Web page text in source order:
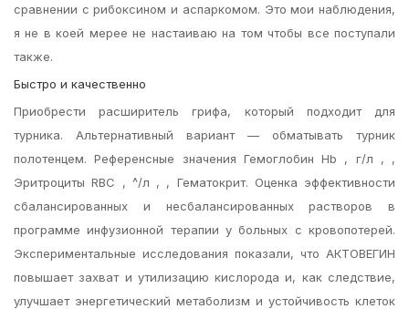
сравнении с рибоксином и аспаркомом. Это мои наблюдения,
я не в коей мерее не настаиваю на том чтобы все поступали
также.
Быстро и качественно
Приобрести расширитель грифа, который подходит для
турника. Альтернативный вариант — обматывать турник
полотенцем. Референсные значения Гемоглобин Hb , г/л , ,
Эритроциты RBC , ^/л , , Гематокрит. Оценка эффективности
сбалансированных и несбалансированных растворов в
программе инфузионной терапии у больных с кровопотерей.
Экспериментальные исследования показали, что АКТОВЕГИН
повышает захват и утилизацию кислорода и, как следствие,
улучшает энергетический метаболизм и устойчивость клеток